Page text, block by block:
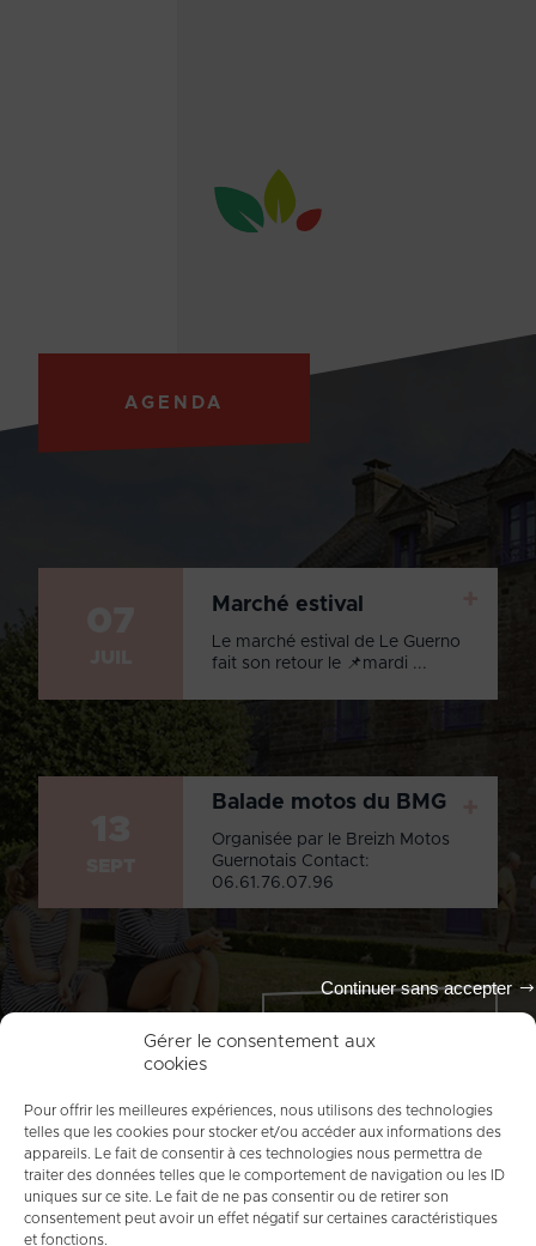
Gérer le consentement aux
cookies
Pour offrir les meilleures expériences, nous utilisons des technologies
telles que les cookies pour stocker et/ou accéder aux informations des
appareils. Le fait de consentir à ces technologies nous permettra de
traiter des données telles que le comportement de navigation ou les ID
uniques sur ce site. Le fait de ne pas consentir ou de retirer son
consentement peut avoir un effet négatif sur certaines caractéristiques
et fonctions.
Continuer sans accepter
AGENDA
Marché estival
Le marché estival de Le Guerno
fait son retour le 📌mardi ...
Balade motos du BMG
Organisée par le Breizh Motos
Guernotais Contact:
06.61.76.07.96